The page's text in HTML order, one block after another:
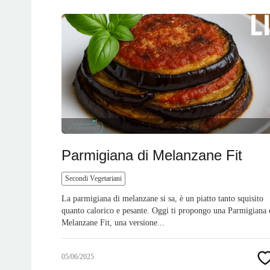
Parmigiana di Melanzane Fit
Secondi Vegetariani
La parmigiana di melanzane si sa, è un piatto tanto squisito
quanto calorico e pesante. Oggi ti propongo una Parmigiana
Melanzane Fit, una versione...
05/06/2025